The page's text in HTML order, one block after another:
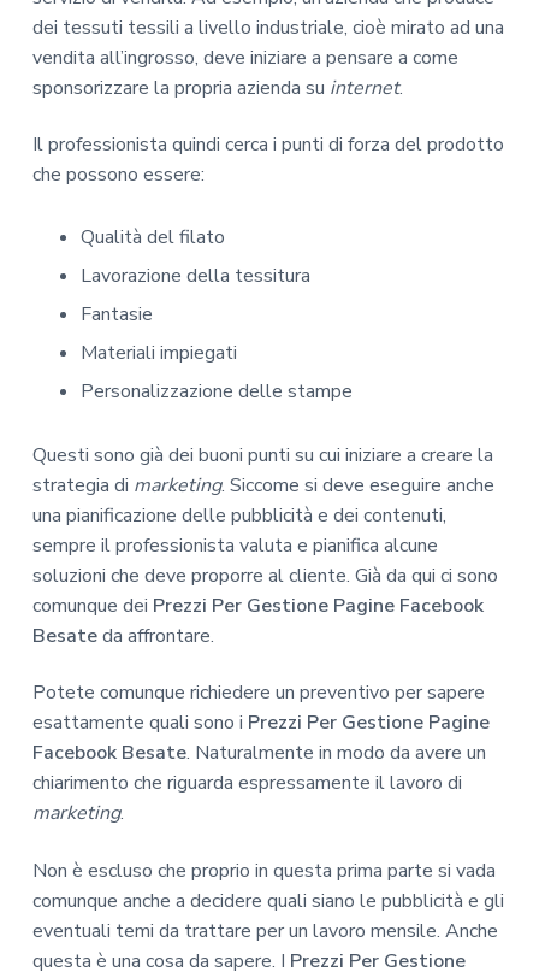
dei tessuti tessili a livello industriale, cioè mirato ad una
vendita all’ingrosso, deve iniziare a pensare a come
sponsorizzare la propria azienda su internet.
Il professionista quindi cerca i punti di forza del prodotto
che possono essere:
Qualità del filato
Lavorazione della tessitura
Fantasie
Materiali impiegati
Personalizzazione delle stampe
Questi sono già dei buoni punti su cui iniziare a creare la
strategia di marketing. Siccome si deve eseguire anche
una pianificazione delle pubblicità e dei contenuti,
sempre il professionista valuta e pianifica alcune
soluzioni che deve proporre al cliente. Già da qui ci sono
comunque dei Prezzi Per Gestione Pagine Facebook
Besateda affrontare.
Potete comunque richiedere un preventivo per sapere
esattamente quali sono i Prezzi Per Gestione Pagine
Facebook Besate. Naturalmente in modo da avere un
chiarimento che riguarda espressamente il lavoro di
marketing.
Non è escluso che proprio in questa prima parte si vada
comunque anche a decidere quali siano le pubblicità e gli
eventuali temi da trattare per un lavoro mensile. Anche
questa è una cosa da sapere. I Prezzi Per Gestione